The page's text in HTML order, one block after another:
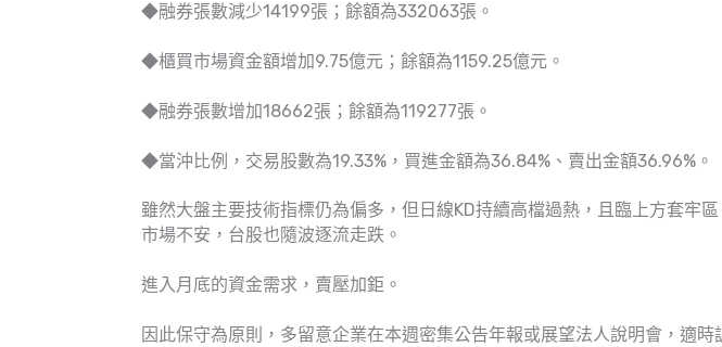
◆融券張數減少14199張；餘額為332063張。
◆櫃買市場資金額增加9.75億元；餘額為1159.25億元。
◆融券張數增加18662張；餘額為119277張。
◆當沖比例，交易股數為19.33%，買進金額為36.84%、賣出金額36.96%。
雖然大盤主要技術指標仍為偏多，但日線KD持續高檔過熱，且臨上方套牢
市場不安，台股也隨波逐流走跌。
進入月底的資金需求，賣壓加鉅。
因此保守為原則，多留意企業在本週密集公告年報或展望法人說明會，適